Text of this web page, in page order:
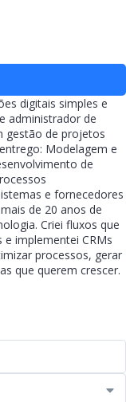
digitais simples e
administrador de
gestão de projetos
Modelagem e
de
e fornecedores
de 20 anos de
Criei fluxos que
implementei CRMs
processos, gerar
que querem crescer.